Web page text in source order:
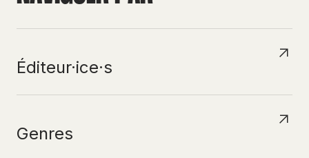
Éditeur·ice·s
Genres